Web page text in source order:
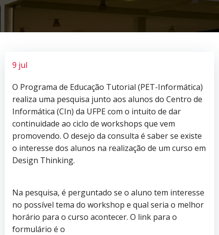
9 jul
O Programa de Educação Tutorial (PET-Informática)
realiza uma pesquisa junto aos alunos do Centro de
Informática (CIn) da UFPE com o intuito de dar
continuidade ao ciclo de workshops que vem
promovendo. O desejo da consulta é saber se existe
o interesse dos alunos na realização de um curso em
Design Thinking.
Na pesquisa, é perguntado se o aluno tem interesse
no possível tema do workshop e qual seria o melhor
horário para o curso acontecer. O link para o
formulário é o